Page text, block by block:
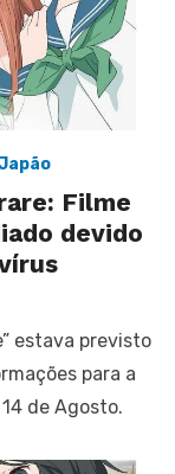
Filme
devido
estava previsto
para a
de Agosto.